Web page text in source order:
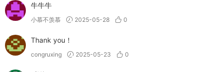
牛牛牛
小慕不羡慕 2025-05-28 0
Thank you！
congruxing 2025-05-23 0